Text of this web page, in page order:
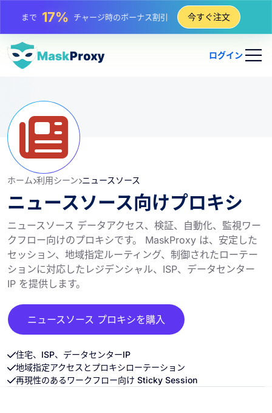
まで25%静的 IP 購入の割引
まで 81%
今すぐ注文
ログイン
ホーム 利用シーン ニュースソース
ニュースソース向けプロキシ
ニュースソース データアクセス、検証、自動化、監視ワー
クフロー向けのプロキシです。 MaskProxy は、安定した
セッション、地域指定ルーティング、制御されたローテー
ションに対応したレジデンシャル、ISP、データセンター
IP を提供します。
ニュースソース プロキシを購入
住宅、ISP、データセンターIP
地域指定アクセスとプロキシローテーション
再現性のあるワークフロー向け Sticky Session